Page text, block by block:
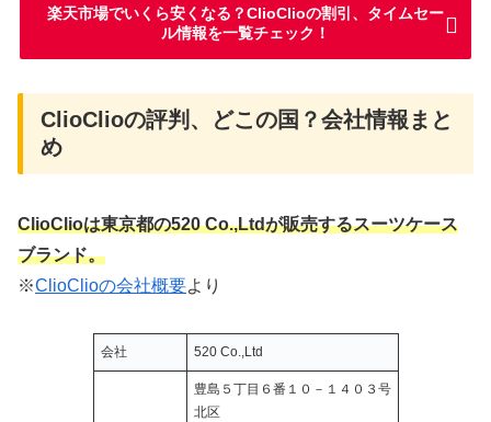
楽天市場でいくら安くなる？ClioClioの割引、タイムセー
ル情報を一覧チェック！
ClioClioの評判、どこの国？会社情報まと
め
ClioClioは東京都の520 Co.,Ltdが販売するスーツケース
ブランド。
※ClioClioの会社概要より
会社 520 Co.,Ltd
豊島５丁目６番１０－１４０３号
北区